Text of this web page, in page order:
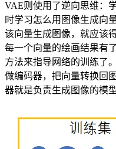
VAE则使用了逆向思维：
时学习怎么用图像生成向
该向量生成图像，就应该
每一个向量的绘画结果有
方法来指导网络的训练了
做编码器，把向量转换回
器就是负责生成图像的模型